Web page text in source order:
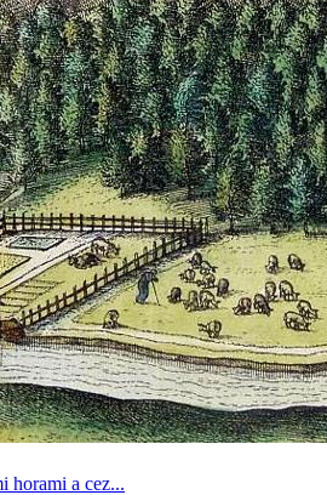
horami a cez...